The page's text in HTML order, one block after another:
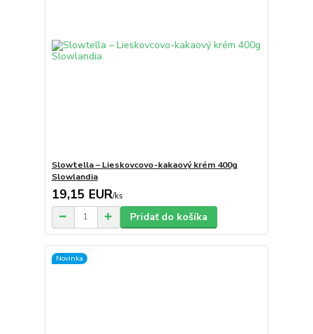
Slowtella – Lieskovcovo-kakaový krém 400g
Slowlandia
19,15 EUR/ks
Pridať do košíka
Novinka